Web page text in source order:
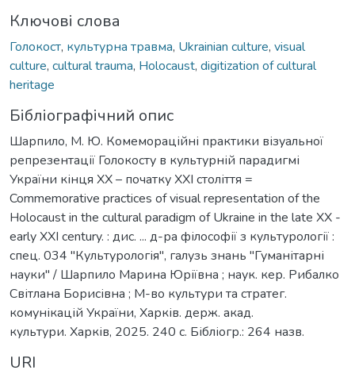
Ключові слова
Голокост, культурна травма, Ukrainian culture, visual
culture, cultural trauma, Holocaust, digitization of cultural
heritage
Бібліографічний опис
Шарпило, М. Ю. Комемораційні практики візуальної
репрезентації Голокосту в культурній парадигмі
України кінця ХХ – початку ХХІ століття =
Commemorative practices of visual representation of the
Holocaust in the cultural paradigm of Ukraine in the late XX -
early XXI century. : дис. ... д-ра філософії з культурології :
спец. 034 "Культурологія", галузь знань "Гуманітарні
науки" / Шарпило Марина Юріївна ; наук. кер. Рибалко
Світлана Борисівна ; М-во культури та стратег.
комунікацій України, Харків. держ. акад.
культури. Харків, 2025. 240 с. Бібліогр.: 264 назв.
URI